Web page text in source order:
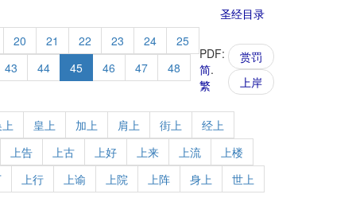
圣经目录
20
21 22 23 24
25
43
44 45 46 47 48
PDF:
简.
繁
赏罚
上岸
皇上 加上 肩上 街上
经上
上告
上古 上好 上来 上流
上楼
上行 上谕 上院 上阵 身上 世上